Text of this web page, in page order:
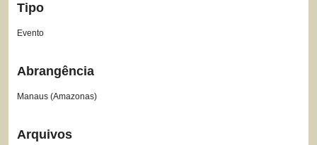
Tipo
Evento
Abrangência
Manaus (Amazonas)
Arquivos